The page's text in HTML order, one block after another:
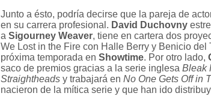
Junto a ésto, podría decirse que la pareja de
en su carrera profesional. David Duchovny
a Sigourney Weaver, tiene en cartera dos
We Lost in the Fire con Halle Berry y Benicio
próxima temporada en Showtime. Por otro lado,
saco de premios gracias a la serie inglesa Bleak
Straightheads y trabajará en No One Gets Off in
nacieron de la mítica serie y que han ido